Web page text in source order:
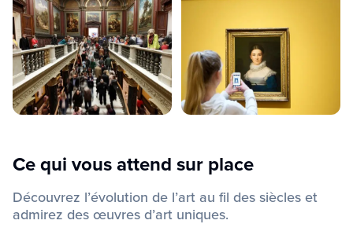
Ce qui vous attend sur place
Découvrez l’évolution de l’art au fil des siècles et
admirez des œuvres d’art uniques.